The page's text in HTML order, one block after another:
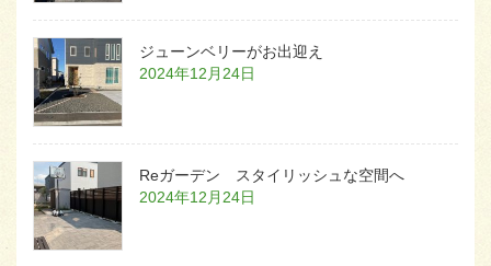
ジューンベリーがお出迎え
2024年12月24日
Reガーデン スタイリッシュな空間へ
2024年12月24日